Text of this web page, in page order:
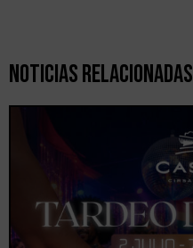
Noticias Relacionadas